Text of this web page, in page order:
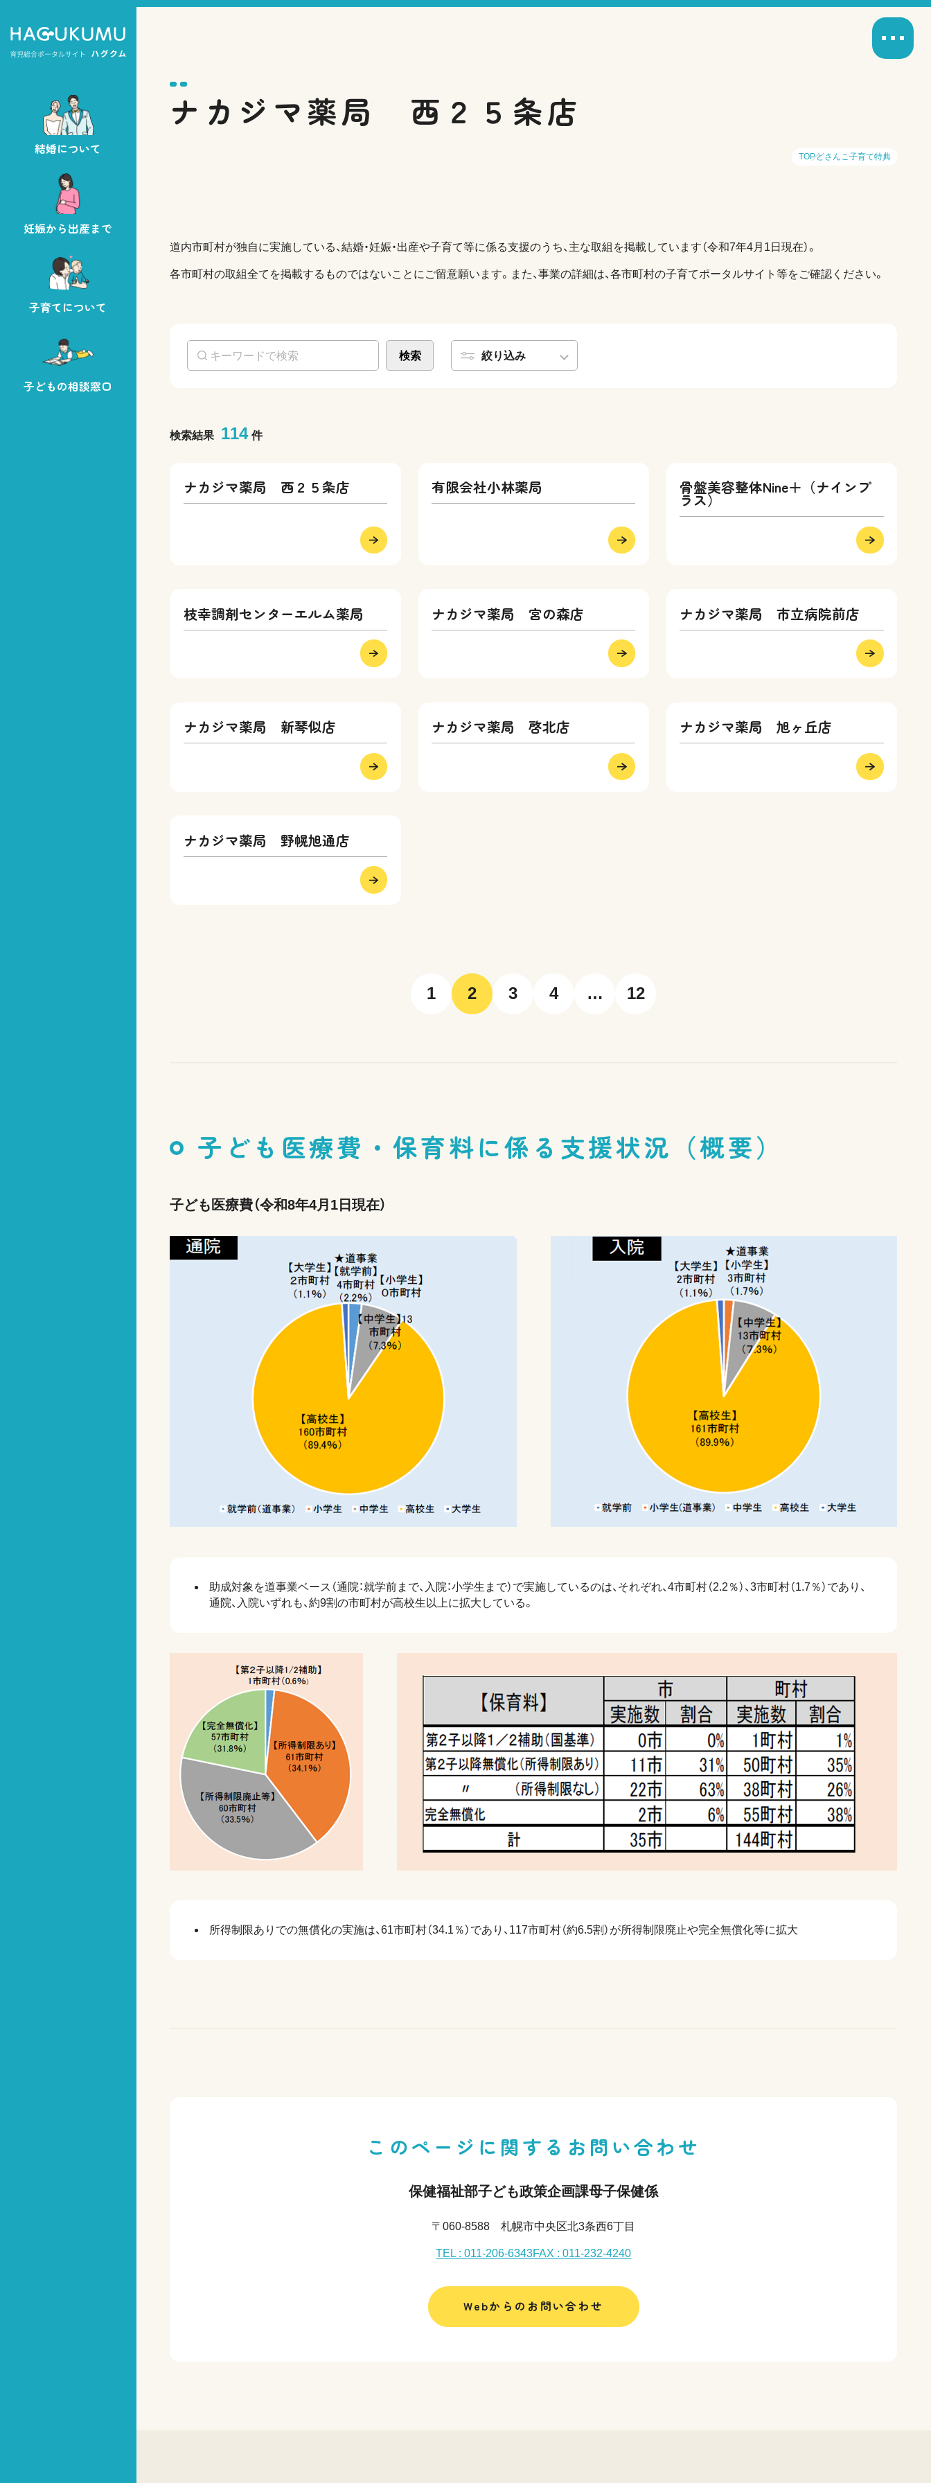
結婚について
妊娠から出産まで
子育てについて
子どもの相談窓口
ナカジマ薬局 西２５条店
TOPどさんこ子育て特典
道内市町村が独自に実施している、結婚・妊娠・出産や子育て等に係る支援のうち、主な取組を掲載しています（令和7年4月1日現在）。
各市町村の取組全てを掲載するものではないことにご留意願います。また、事業の詳細は、各市町村の子育てポータルサイト等をご確認ください。
検索 絞り込み
検索結果 114 件
ナカジマ薬局 西２５条店 有限会社小林薬局 骨盤美容整体Nine＋（ナインプ
ラス）
枝幸調剤センターエルム薬局 ナカジマ薬局 宮の森店 ナカジマ薬局 市立病院前店
ナカジマ薬局 新琴似店 ナカジマ薬局 啓北店 ナカジマ薬局 旭ヶ丘店
ナカジマ薬局 野幌旭通店
1 2 3 4 … 12
子ども医療費・保育料に係る支援状況（概要）
子ども医療費（令和8年4月1日現在）
助成対象を道事業ベース（通院：就学前まで、入院：小学生まで）で実施しているのは、それぞれ、4市町村（2.2％）、3市町村（1.7％）であり、
通院、入院いずれも、約9割の市町村が高校生以上に拡大している。
所得制限ありでの無償化の実施は、61市町村（34.1％）であり、117市町村（約6.5割）が所得制限廃止や完全無償化等に拡大
このページに関する お問い合わせ
保健福祉部子ども政策企画課母子保健係
〒060-8588 札幌市中央区北3条西6丁目
TEL : 011-206-6343FAX : 011-232-4240
Webからのお問い合わせ